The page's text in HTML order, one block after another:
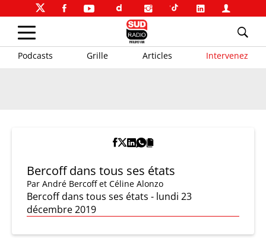
Podcasts Grille Articles Intervenez
Bercoff dans tous ses états
Par André Bercoff et Céline Alonzo
Bercoff dans tous ses états - lundi 23
décembre 2019